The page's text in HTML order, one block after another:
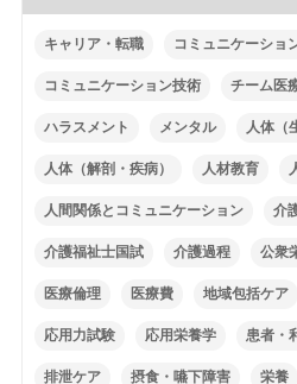
キャリア・転職 コミュニケーショ
コミュニケーション技術 チーム医
ハラスメント メンタル 人体（
人体（解剖・疾病） 人材教育
人間関係とコミュニケーション 介
介護福祉士国試 介護過程 公衆
医療倫理 医療費 地域包括ケア
応用力試験 応用栄養学 患者・
排泄ケア 摂食・嚥下障害 栄養